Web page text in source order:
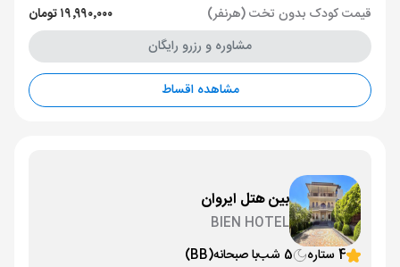
قیمت کودک بدون تخت (هرنفر)
۱۹٬۹۹۰٬۰۰۰ تومان
مشاوره و رزرو رایگان
مشاهده اقساط
بین هتل ایروان
BIEN HOTEL
4 ستاره
5 شب با صبحانه(BB)